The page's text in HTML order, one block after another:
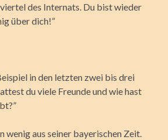
des Internats. Du bist wieder
über dich!”
in den letzten zwei bis drei
du viele Freunde und wie hast
wenig aus seiner bayerischen Zeit.